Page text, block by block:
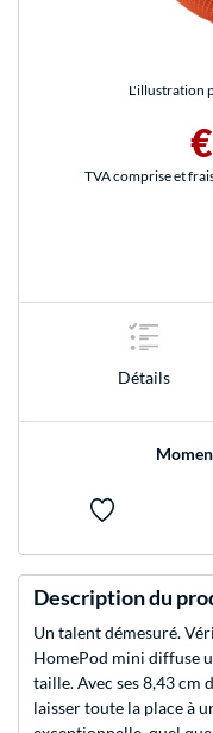
L'illustration
TVA comprise et
Détails
Description du
Un talent démesuré.
HomePod mini diffuse
taille. Avec ses 8,43
laisser toute la place à